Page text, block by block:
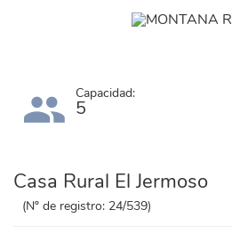
ayuntamiento_posada_valdeon.png
Capacidad:
5
Casa Rural El Jermoso
(Nº de registro: 24/539)